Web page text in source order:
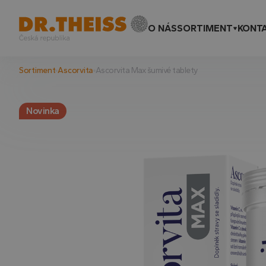
O NÁSSORTIMENT
Sortiment Ascorvita Ascorvita Max šumivé tablety
Novinka